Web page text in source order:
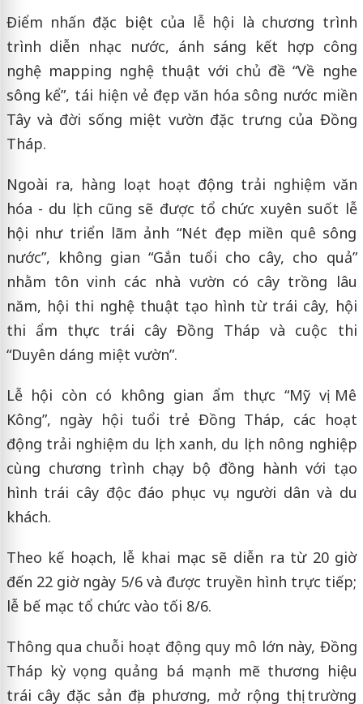
Điểm nhấn đặc biệt của lễ hội là chương trình
trình diễn nhạc nước, ánh sáng kết hợp công
nghệ mapping nghệ thuật với chủ đề “Về nghe
sông kể”, tái hiện vẻ đẹp văn hóa sông nước miền
Tây và đời sống miệt vườn đặc trưng của Đồng
Tháp.
Ngoài ra, hàng loạt hoạt động trải nghiệm văn
hóa - du lịch cũng sẽ được tổ chức xuyên suốt lễ
hội như triển lãm ảnh “Nét đẹp miền quê sông
nước”, không gian “Gắn tuổi cho cây, cho quả”
nhằm tôn vinh các nhà vườn có cây trồng lâu
năm, hội thi nghệ thuật tạo hình từ trái cây, hội
thi ẩm thực trái cây Đồng Tháp và cuộc thi
“Duyên dáng miệt vườn”.
Lễ hội còn có không gian ẩm thực “Mỹ vị Mê
Kông”, ngày hội tuổi trẻ Đồng Tháp, các hoạt
động trải nghiệm du lịch xanh, du lịch nông nghiệp
cùng chương trình chạy bộ đồng hành với tạo
hình trái cây độc đáo phục vụ người dân và du
khách.
Theo kế hoạch, lễ khai mạc sẽ diễn ra từ 20 giờ
đến 22 giờ ngày 5/6 và được truyền hình trực tiếp;
lễ bế mạc tổ chức vào tối 8/6.
Thông qua chuỗi hoạt động quy mô lớn này, Đồng
Tháp kỳ vọng quảng bá mạnh mẽ thương hiệu
trái cây đặc sản địa phương, mở rộng thị trường